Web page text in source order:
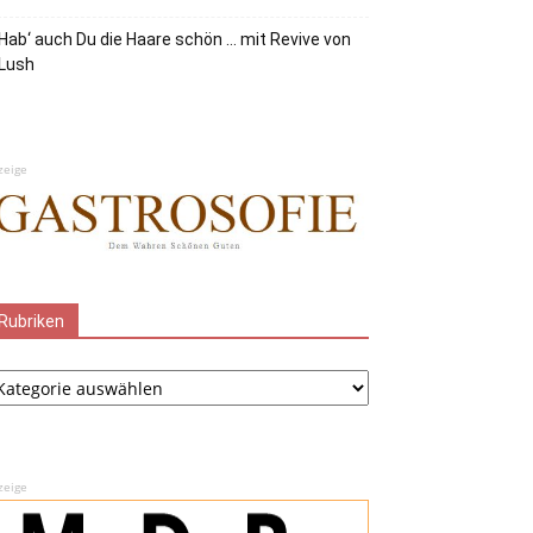
Hab‘ auch Du die Haare schön … mit Revive von
Lush
Rubriken